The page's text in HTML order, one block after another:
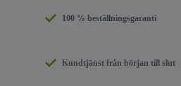
100 % beställningsgaranti
Kundtjänst från början till slut